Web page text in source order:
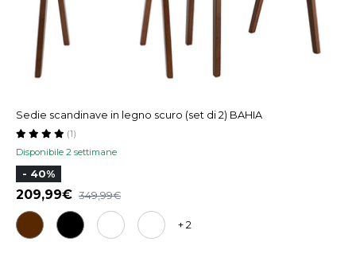
Sedie scandinave in legno scuro (set di 2) BAHIA
Disponibile 2 settimane
(1)
- 40%
209,99 349,99
+ 2